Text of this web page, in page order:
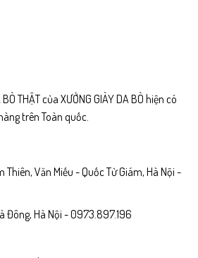
THẬT của XƯỞNG GIÀY DA BÒ hiện có
trên Toàn quốc.
Thiên, Văn Miếu - Quốc Tử Giám, Hà Nội -
Đông, Hà Nội - 0973.897.196